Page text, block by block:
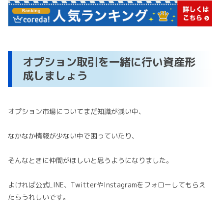
オプション取引を一緒に行い資産形
成しましょう
オプション市場についてまだ知識が浅い中、
なかなか情報が少ない中で困っていたり、
そんなときに仲間がほしいと思うようになりました。
よければ公式LINE、TwitterやInstagramをフォローしてもらえ
たらうれしいです。